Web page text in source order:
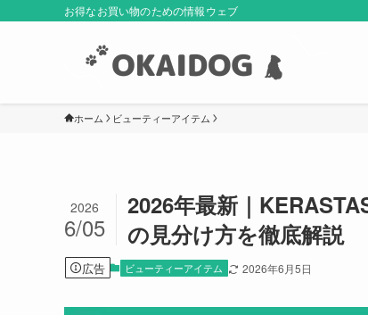
お得なお買い物のための情報ウェブ
ホーム ビューティーアイテム
2026年最新｜
の見分け方を徹底解説
2026
6/05
広告 ビューティーアイテム 2026年6月5日